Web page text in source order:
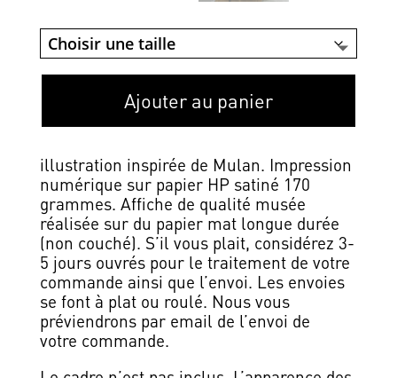
Ajouter au panier
illustration inspirée de Mulan. Impression
numérique sur papier HP satiné 170
grammes. Affiche de qualité musée
réalisée sur du papier mat longue durée
(non couché). S’il vous plait, considérez 3-
5 jours ouvrés pour le traitement de votre
commande ainsi que l’envoi. Les envoies
se font à plat ou roulé. Nous vous
préviendrons par email de l’envoi de
votre commande.